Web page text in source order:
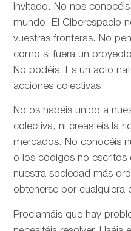
invitado. No nos
mundo. El Ciberespacio
vuestras fronteras. No
como si fuera un
No podéis. Es un acto
acciones colectivas.
No os habéis unido a
colectiva, ni creasteis la
mercados. No conocéis
o los códigos no escritos
nuestra sociedad más
obtenerse por cualquiera
Proclamáis que hay